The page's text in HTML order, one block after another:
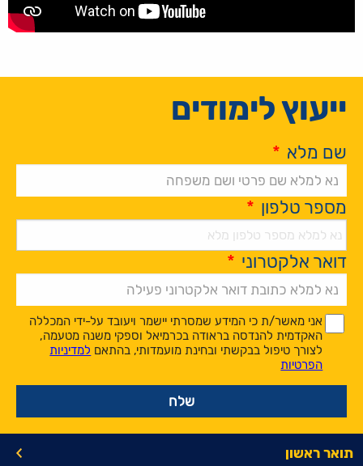
ייעוץ לימודים
שם מלא *
מספר טלפון *
דואר אלקטרוני *
*
*
אני מאשר/ת כי המידע שמסרתי יישמר ויעובד על-ידי המכללה
האקדמית להנדסה בראודה בכרמיאל וספקי משנה מטעמה,
לצורך טיפול בבקשתי ובחינת מועמדותי, בהתאם למדיניות
הפרטיות
Alternative:
תואר ראשון